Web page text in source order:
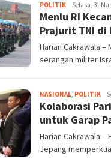
POLITIK Bryan
Benedict
Selasa, 31
Menlu RI
Prajurit TNI di
Harian Cakrawala
serangan militer
NASIONAL, POLITIK
Kolaborasi
untuk Garap
Harian Cakrawala
Jepang